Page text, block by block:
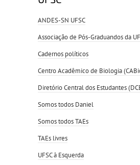
ANDES-SN UFSC
Associação de Pós-Graduandos da
Cadernos políticos
Centro Acadêmico de Biologia
Diretório Central dos Estudantes
Somos todos Daniel
Somos todos TAEs
TAEs livres
UFSC à Esquerda